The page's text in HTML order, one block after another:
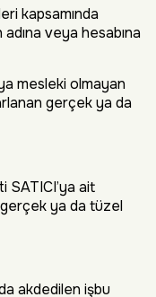
kapsamında
veya hesabına
mesleki olmayan
gerçek ya da
SATICI’ya ait
ya da tüzel
akdedilen işbu